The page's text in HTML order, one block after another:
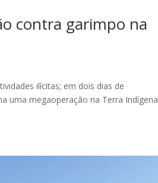
contra garimpo na
ilícitas; em dois dias de
uma megaoperação na Terra Indígena